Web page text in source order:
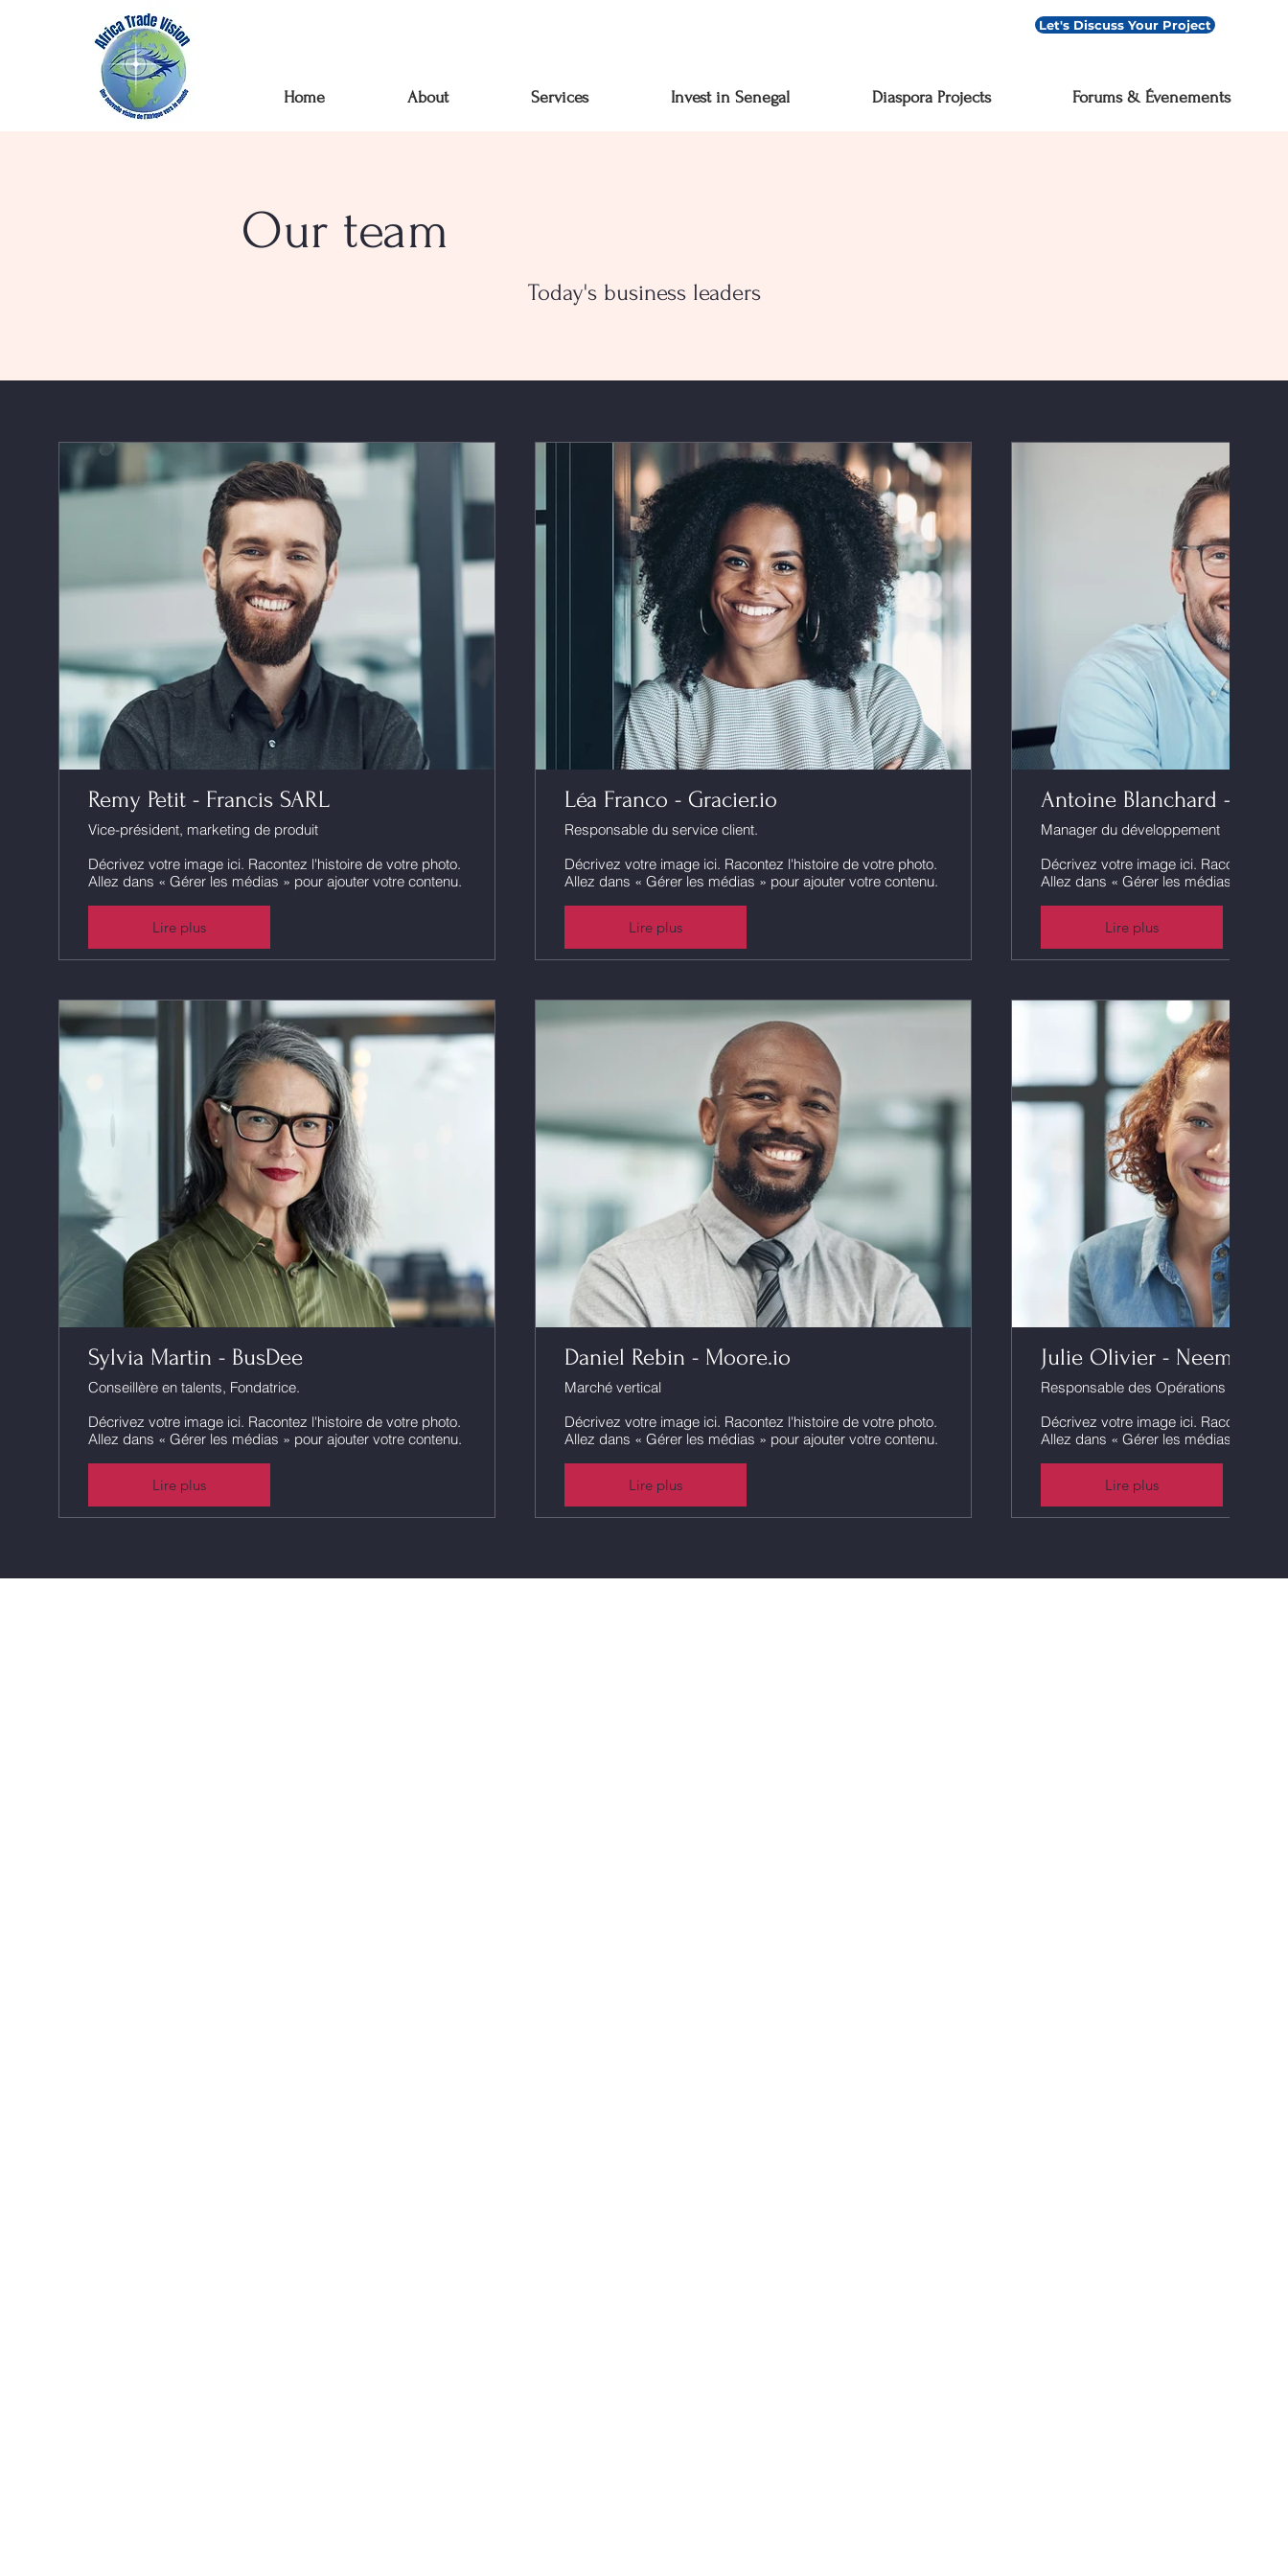
Let's Discuss Your Project
Home About Services Invest in Senegal Diaspora Projects Forums & Évenements
Our team
Today's business leaders
Remy Petit - Francis SARL
Vice-président, marketing de produit
Décrivez votre image ici. Racontez l'histoire de votre photo.
Allez dans « Gérer les médias » pour ajouter votre contenu.
Lire plus
Léa Franco - Gracier.io
Responsable du service client.
Décrivez votre image ici. Racontez l'histoire de votre photo.
Allez dans « Gérer les médias » pour ajouter votre contenu.
Lire plus
Antoine Blanchard -
Manager du développement
Décrivez votre image ici. Racontez
Allez dans « Gérer les médias » pour
Lire plus
Sylvia Martin - BusDee
Conseillère en talents, Fondatrice.
Décrivez votre image ici. Racontez l'histoire de votre photo.
Allez dans « Gérer les médias » pour ajouter votre contenu.
Lire plus
Daniel Rebin - Moore.io
Marché vertical
Décrivez votre image ici. Racontez l'histoire de votre photo.
Allez dans « Gérer les médias » pour ajouter votre contenu.
Lire plus
Julie Olivier - Neem.fr
Responsable des Opérations
Décrivez votre image ici. Racontez
Allez dans « Gérer les médias » pour
Lire plus